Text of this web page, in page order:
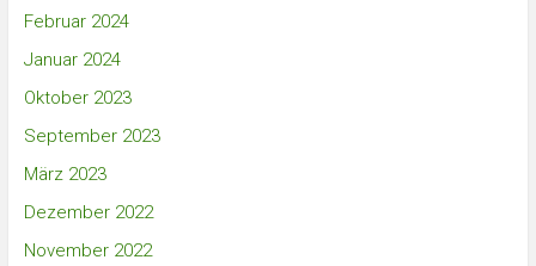
Februar 2024
Januar 2024
Oktober 2023
September 2023
März 2023
Dezember 2022
November 2022